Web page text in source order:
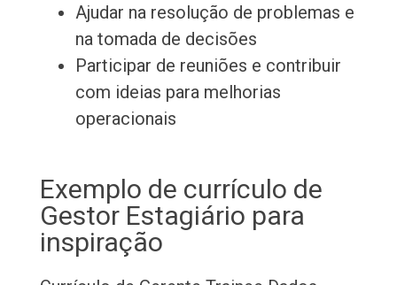
Ajudar na resolução de problemas e
na tomada de decisões
Participar de reuniões e contribuir
com ideias para melhorias
operacionais
Exemplo de currículo de
Gestor Estagiário para
inspiração